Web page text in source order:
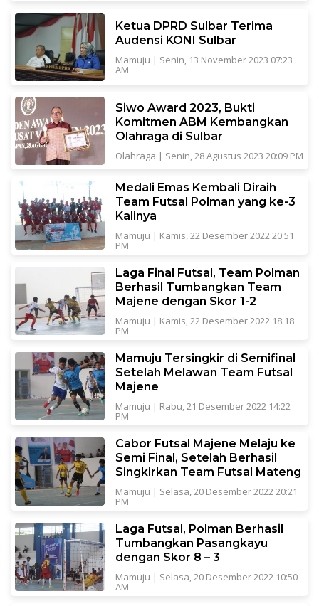
Ketua DPRD Sulbar Terima
Audensi KONI Sulbar
Mamuju | Senin, 13 November 2023 07:23
AM
Siwo Award 2023, Bukti
Komitmen ABM Kembangkan
Olahraga di Sulbar
Olahraga | Senin, 28 Agustus 2023 20:09 PM
Medali Emas Kembali Diraih
Team Futsal Polman yang ke-3
Kalinya
Mamuju | Kamis, 22 Desember 2022 20:51
PM
Laga Final Futsal, Team Polman
Berhasil Tumbangkan Team
Majene dengan Skor 1-2
Mamuju | Kamis, 22 Desember 2022 18:18
PM
Mamuju Tersingkir di Semifinal
Setelah Melawan Team Futsal
Majene
Mamuju | Rabu, 21 Desember 2022 14:22
PM
Cabor Futsal Majene Melaju ke
Semi Final, Setelah Berhasil
Singkirkan Team Futsal Mateng
Mamuju | Selasa, 20 Desember 2022 20:21
PM
Laga Futsal, Polman Berhasil
Tumbangkan Pasangkayu
dengan Skor 8 – 3
Mamuju | Selasa, 20 Desember 2022 10:50
AM